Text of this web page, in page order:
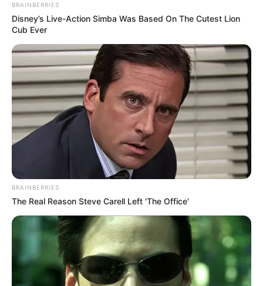
BRAINBERRIES
Disney’s Live-Action Simba Was Based On The Cutest Lion
Cub Ever
BRAINBERRIES
The Real Reason Steve Carell Left 'The Office'